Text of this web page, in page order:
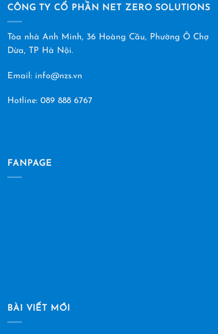
CÔNG TY CỔ PHẦN NET ZERO SOLUTIONS
Tòa nhà Anh Minh, 36 Hoàng Cầu, Phường Ô Chợ
Dừa, TP Hà Nội.
Email: info@nzs.vn
Hotline: 089 888 6767
FANPAGE
BÀI VIẾT MỚI